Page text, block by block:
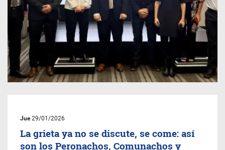
Jue29/01/2026
La grieta ya no se discute, se come: así
son los Peronachos, Comunachos y